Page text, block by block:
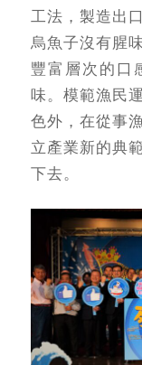
工法，製造出
烏魚子沒有腥
豐富層次的口
味。模範漁民
色外，在從事
立產業新的典
下去。